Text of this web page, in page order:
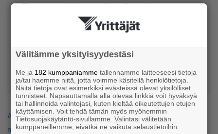
Finnvera under the previous pilot scheme cannot
apply for the loan a second time.
The persons responsible for the company must not
submitted until the end of July 2026.
Are you a Suomen Yrittäjät member yet? Read more about
member benefits and advantages!
Välitämme yksityisyydestäsi
Me ja 182 kumppaniamme tallennamme laitteeseesi tietoja
ja/tai haemme niitä, jotta voimme käsitellä henkilötietoja.
Näitä tietoja ovat esimerkiksi evästeissä olevat yksilölliset
tunnisteet. Napsauttamalla alla olevaa linkkiä voit hyväksyä
tai hallinnoida valintojasi, kuten kieltää oikeutettujen etujen
käyttämisen. Voit tehdä tämän myös myöhemmin
Tietosuojakäytäntö-sivullamme. Valintasi välitetään
kumppaneillemme, eivätkä ne vaikuta selaustietoihin.